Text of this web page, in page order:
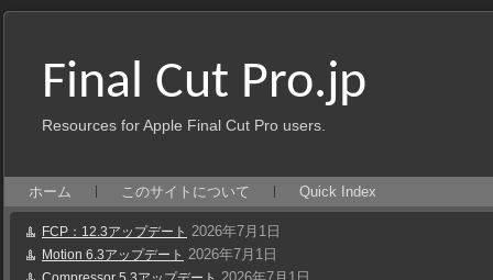
Final Cut Pro.jp
Resources for Apple Final Cut Pro users.
ホーム このサイトについて Quick Index
FCP：12.3アップデート 2026年7月1日
Motion 6.3アップデート 2026年7月1日